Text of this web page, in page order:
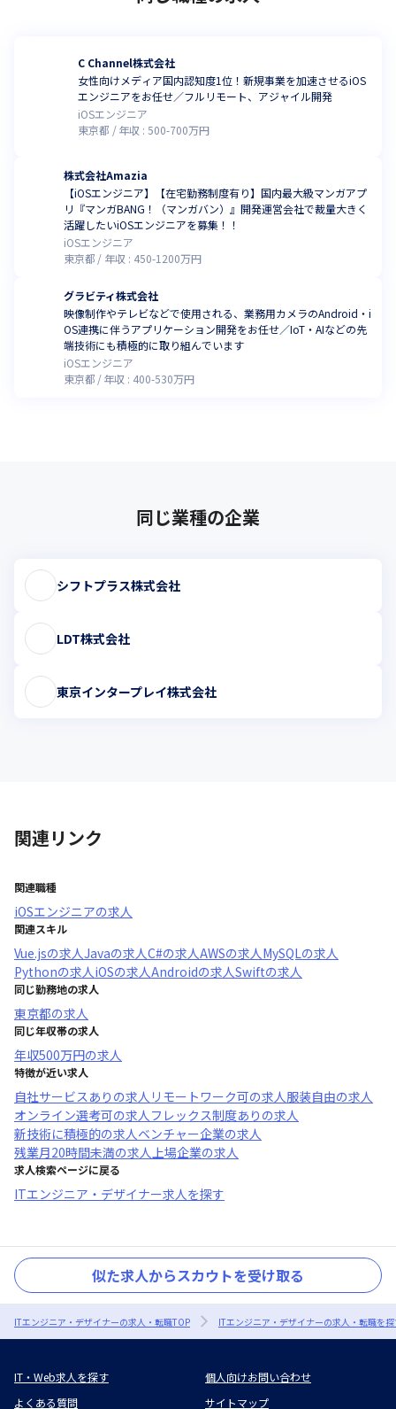
C Channel株式会社
女性向けメディア国内認知度1位！新規事業を加速させるiOS
エンジニアをお任せ／フルリモート、アジャイル開発
iOSエンジニア
東京都
年収 :500-700万円
株式会社Amazia
【iOSエンジニア】【在宅勤務制度有り】国内最大級マンガアプ
リ『マンガBANG！（マンガバン）』開発運営会社で裁量大きく
活躍したいiOSエンジニアを募集！！
iOSエンジニア
東京都
年収 : 450-1200万円
グラビティ株式会社
映像制作やテレビなどで使用される、業務用カメラのAndroid・i
OS連携に伴うアプリケーション開発をお任せ／IoT・AIなどの先
端技術にも積極的に取り組んでいます
iOSエンジニア
東京都
年収 : 400-530万円
同じ業種の企業
シフトプラス株式会社
LDT株式会社
東京インタープレイ株式会社
関連リンク
関連職種
iOSエンジニアの求人
関連スキル
Vue.jsの求人Javaの求人C#の求人AWSの求人MySQLの求人
Pythonの求人iOSの求人Androidの求人Swiftの求人
同じ勤務地の求人
東京都の求人
同じ年収帯の求人
年収500万円の求人
特徴が近い求人
自社サービスあり の求人 リモートワーク可の求人服装自由の求人
オンライン選考可の求人フレックス制度あり の求人
新技術に積極的の求人ベンチャー企業の求人
残業月20時間未満の求人上場企業の求人
求人検索ページに戻る
ITエンジニア・デザイナー求人を探す
似た求人からスカウトを受け取る
ITエンジニア・デザイナーの求人・転職TOP ITエンジニア・デザイナーの求人・転職を
IT・Web求人を探す
個人向けお問い合わせ
よくある質問
サイトマップ